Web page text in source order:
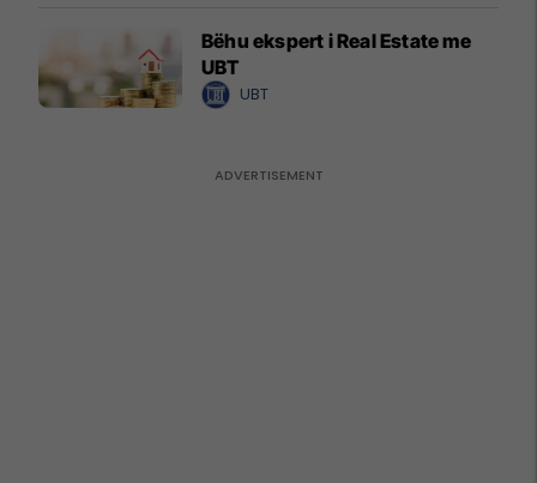
Bëhu ekspert i Real Estate me
UBT
UBT